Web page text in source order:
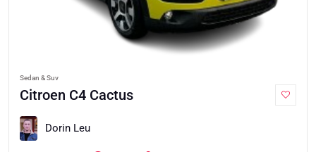
Sedan & Suv
Citroen C4 Cactus
Dorin Leu